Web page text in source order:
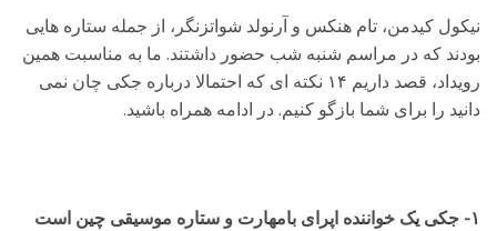
نیکول کیدمن، تام هنکس و آرنولد شواتزنگر، از جمله ستاره هایی
بودند که در مراسم شنبه شب حضور داشتند. ما به مناسبت همین
رویداد، قصد داریم ۱۴ نکته ای که احتمالا درباره جکی چان نمی
دانید را برای شما بازگو کنیم. در ادامه همراه باشید.
۱- جکی یک خواننده اپرای بامهارت و ستاره موسیقی چین است